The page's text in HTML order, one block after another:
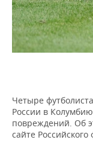
НЕФТЕХИМИЯ
НЕФТЬ
РОЗНИЧНАЯ
ТРАНСПОРТ
НОВОСТИ
IT
МЕРОПРИЯТИЯ
НОВОСТИ
БИЗНЕС-БРАНЧИ
ONLINE-
СПОРТ
ФУТБОЛ
ХОККЕЙ
НОВОСТИ
ВЛАСТЬ
ФОТОГАЛЕРЕЯ
СЮЖЕТЫ
Четыре
России в
повреждений. Об
сайте